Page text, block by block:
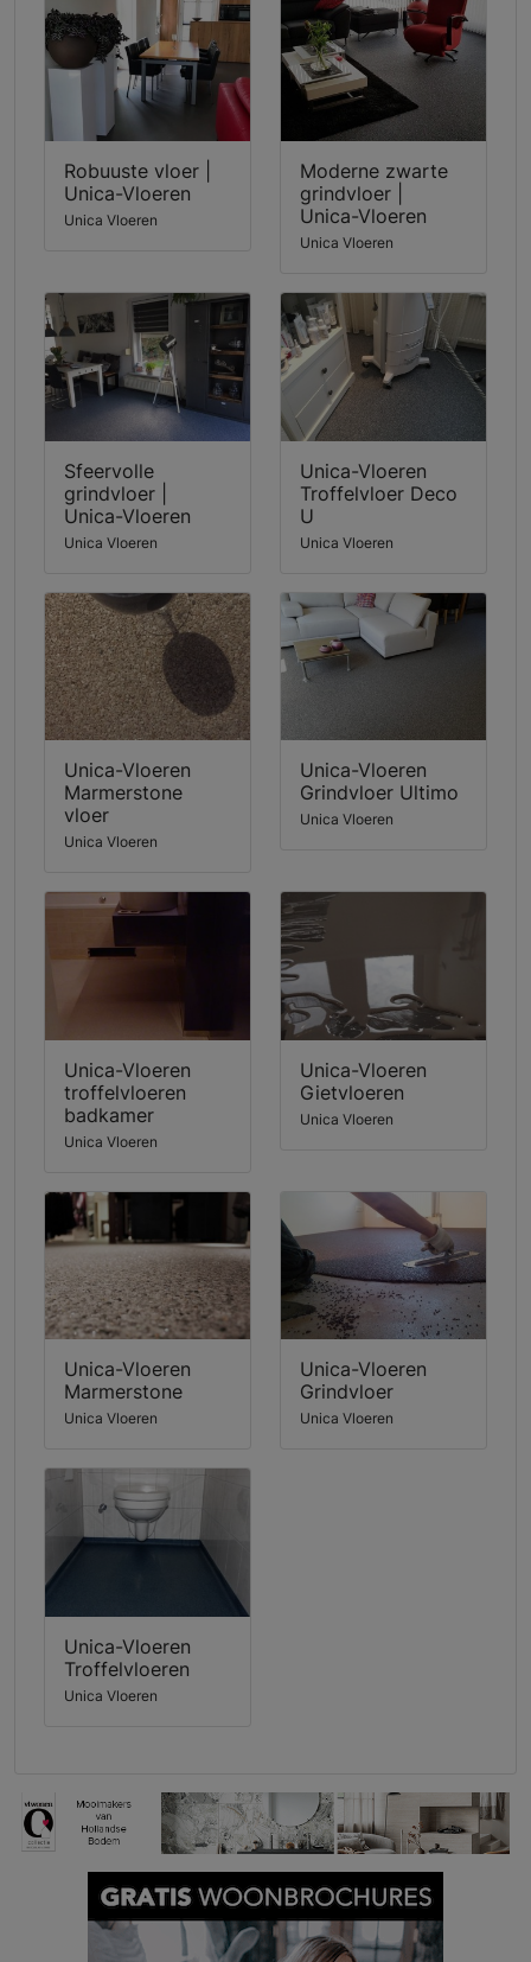
Robuuste vloer |
Unica-Vloeren
Unica Vloeren
Moderne zwarte
grindvloer |
Unica-Vloeren
Unica Vloeren
Sfeervolle
grindvloer |
Unica-Vloeren
Unica Vloeren
Unica-Vloeren
Troffelvloer Deco
U
Unica Vloeren
Unica-Vloeren
Marmerstone
vloer
Unica Vloeren
Unica-Vloeren
Grindvloer Ultimo
Unica Vloeren
Unica-Vloeren
troffelvloeren
badkamer
Unica Vloeren
Unica-Vloeren
Gietvloeren
Unica Vloeren
Unica-Vloeren
Marmerstone
Unica Vloeren
Unica-Vloeren
Grindvloer
Unica Vloeren
Unica-Vloeren
Troffelvloeren
Unica Vloeren